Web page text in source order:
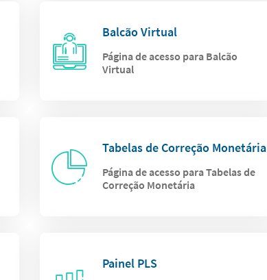
Balcão Virtual
Página de acesso para Balcão
Virtual
Tabelas de Correção Monetária
Página de acesso para Tabelas de
Correção Monetária
Painel PLS